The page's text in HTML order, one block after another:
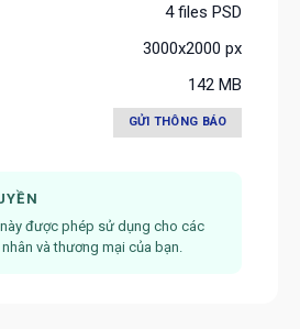
4 files PSD
3000x2000 px
142 MB
GỬI THÔNG BÁO
được phép sử dụng cho các
và thương mại của bạn.